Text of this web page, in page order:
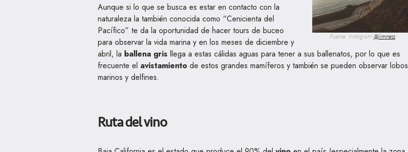
Fuente: Instagram @jimness
Aunque si lo que se busca es estar en contacto con la
naturaleza la también conocida como “Cenicienta del
Pacífico” te da la oportunidad de hacer tours de buceo
para observar la vida marina y en los meses de diciembre y
abril, la ballena gris llega a estas cálidas aguas para tener a sus ballenatos, por lo que es
frecuente el avistamiento de estos grandes mamíferos y también se pueden observar lobos
marinos y delfines.
Ruta del vino